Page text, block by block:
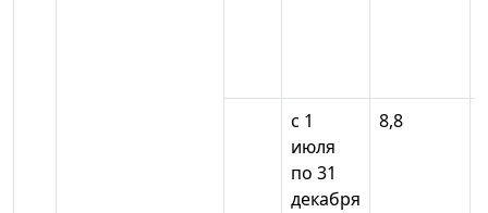
с 1
июля
по 31
декабря
8,8